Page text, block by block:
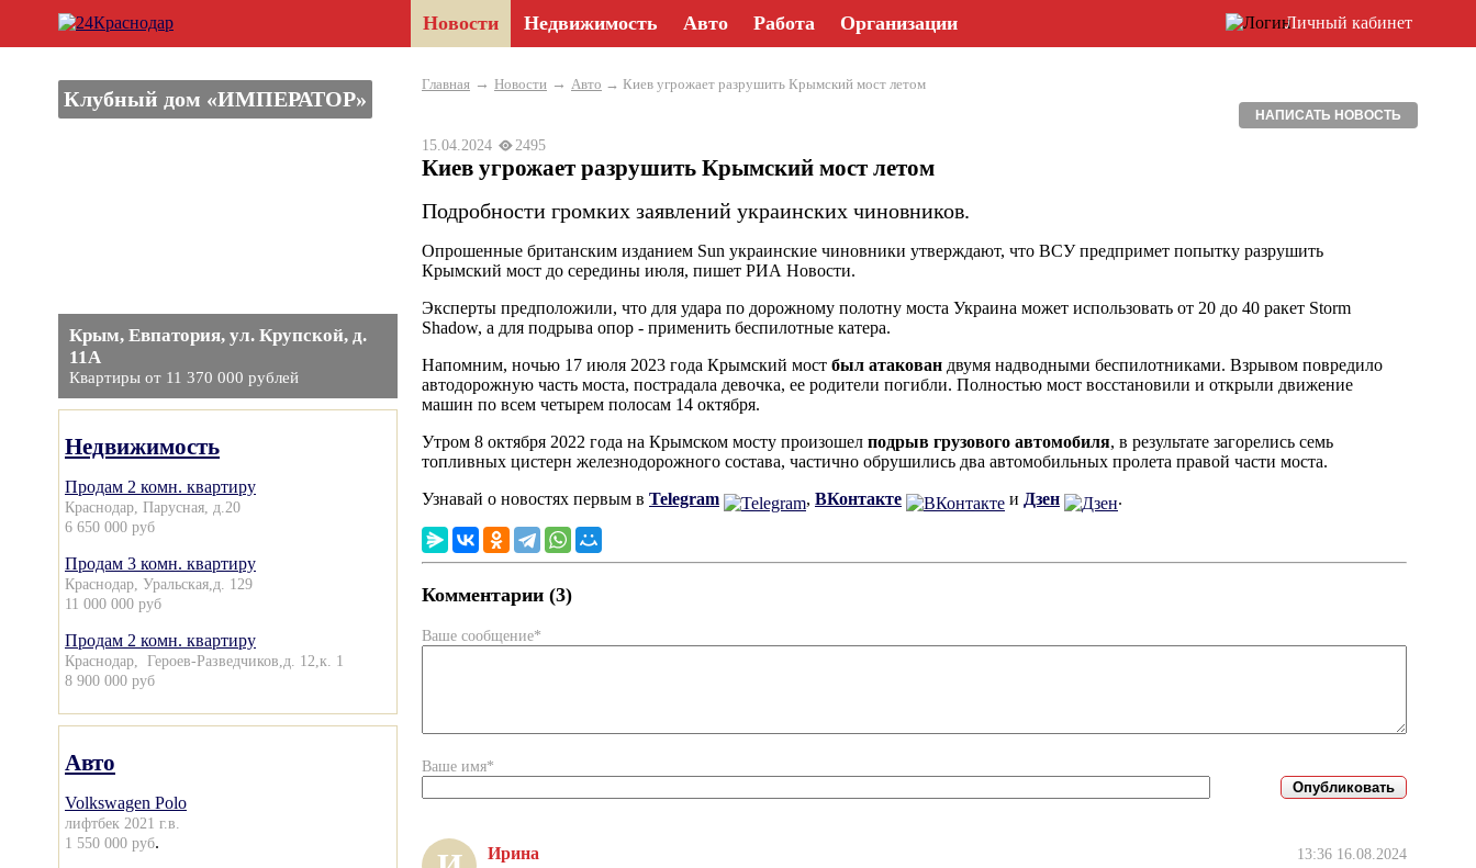
Новости Недвижимость Авто Работа Организации Личный кабинет
Клубный дом «ИМПЕРАТОР»
Крым, Евпатория, ул. Крупской, д.
11А
Квартиры от 11 370 000 рублей
Недвижимость
Продам 2 комн. квартиру
Краснодар, Парусная, д.20
6 650 000 руб
Продам 3 комн. квартиру
Краснодар, Уральская,д. 129
11 000 000 руб
Продам 2 комн. квартиру
Краснодар, Героев-Разведчиков,д. 12,к. 1
8 900 000 руб
Авто
Volkswagen Polo
лифтбек 2021 г.в.
1 550 000 руб.
Главная → Новости → Авто → Киев угрожает разрушить Крымский мост летом
НАПИСАТЬ НОВОСТЬ
15.04.2024 2495
Киев угрожает разрушить Крымский мост летом
Подробности громких заявлений украинских чиновников.
Опрошенные британским изданием Sun украинские чиновники утверждают, что ВСУ предпримет попытку разрушить
Крымский мост до середины июля, пишет РИА Новости.
Эксперты предположили, что для удара по дорожному полотну моста Украина может использовать от 20 до 40 ракет Storm
Shadow, а для подрыва опор - применить беспилотные катера.
Напомним, ночью 17 июля 2023 года Крымский мост был атакован двумя надводными беспилотниками. Взрывом повредило
автодорожную часть моста, пострадала девочка, ее родители погибли. Полностью мост восстановили и открыли движение
машин по всем четырем полосам 14 октября.
Утром 8 октября 2022 года на Крымском мосту произошел подрыв грузового автомобиля, в результате загорелись семь
топливных цистерн железнодорожного состава, частично обрушились два автомобильных пролета правой части моста.
Узнавай о новостях первым в Telegram , ВКонтакте и Дзен .
Комментарии (3)
Ваше сообщение*
Ваше имя*
Ирина 13:36 16.08.2024